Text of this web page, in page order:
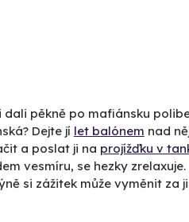
pěkně po mafiánsku
Dejte jí let balónem nad
a poslat ji na projížďku v
vesmíru, se hezky zrelaxuje.
si zážitek může vyměnit za